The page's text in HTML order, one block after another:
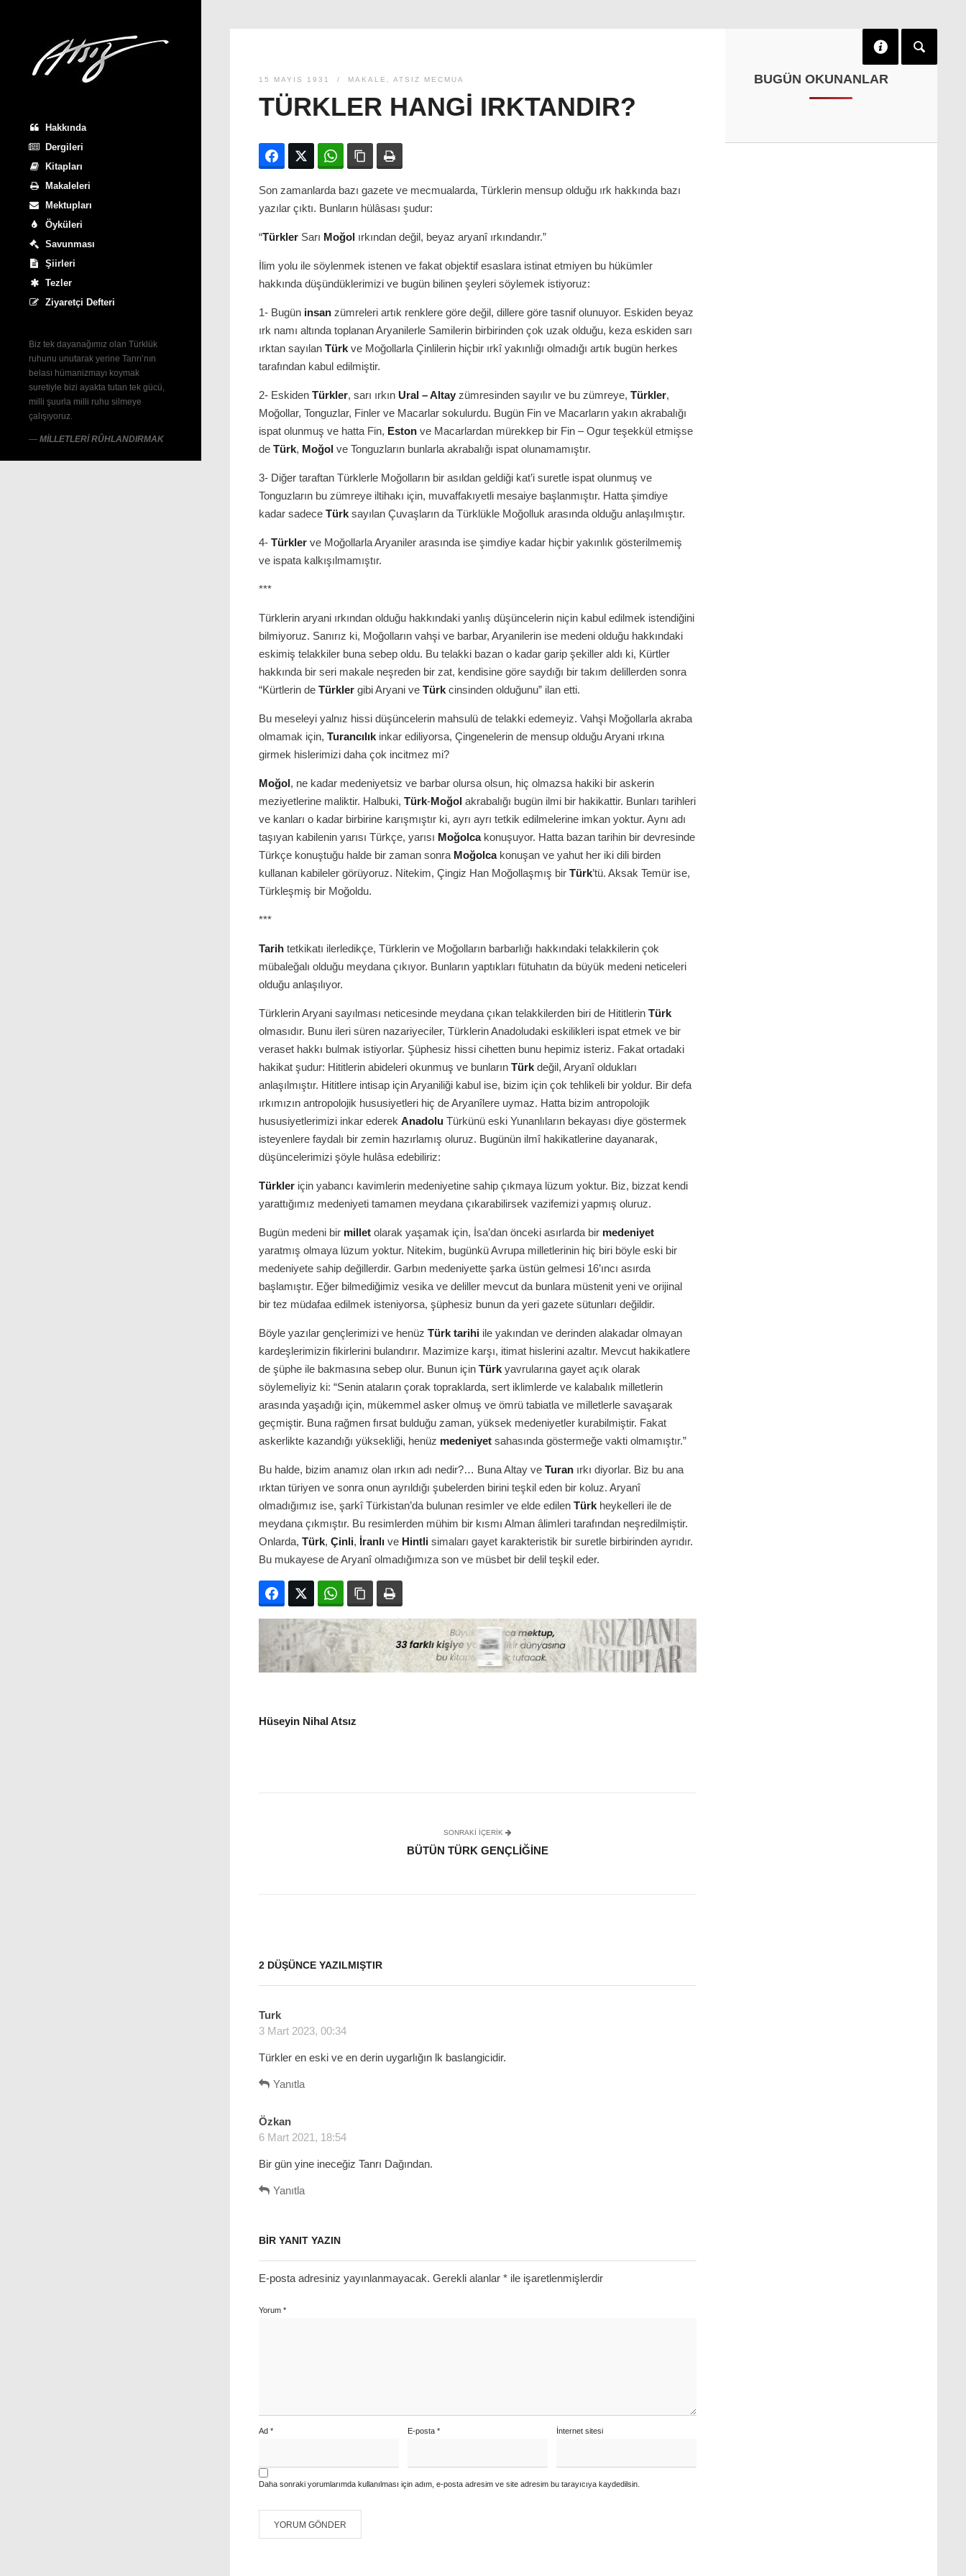
Hakkında
Dergileri
Kitapları
Makaleleri
Mektupları
Öyküleri
Savunması
Şiirleri
Tezler
Ziyaretçi Defteri
Biz tek dayanağımız olan Türklük
ruhunu unutarak yerine Tanrı’nın
belası hümanizmayı koymak
suretiyle bizi ayakta tutan tek gücü,
milli şuurla milli ruhu silmeye
çalışıyoruz.
— MİLLETLERİ RÛHLANDIRMAK
15 MAYIS 1931 MAKALE ATSIZ MECMUA
TÜRKLER HANGI IRKTANDIR?
FacebookTwitter WhatsAppBağlanıyı kopyala
Son zamanlarda bazı gazete ve mecmualarda, Türklerin mensup olduğu ırk hakkında bazı
yazılar çıktı. Bunların hülâsası şudur:
“Türkler Sarı Moğol ırkından değil, beyaz aryanî ırkındandır.”
İlim yolu ile söylenmek istenen ve fakat objektif esaslara istinat etmiyen bu hükümler
hakkında düşündüklerimizi ve bugün bilinen şeyleri söylemek istiyoruz:
1- Bugün insan zümreleri artık renklere göre değil, dillere göre tasnif olunuyor. Eskiden beyaz
ırk namı altında toplanan Aryanilerle Samilerin birbirinden çok uzak olduğu, keza eskiden sarı
ırktan sayılan Türk ve Moğollarla Çinlilerin hiçbir ırkî yakınlığı olmadığı artık bugün herkes
tarafından kabul edilmiştir.
2- Eskiden Türkler, sarı ırkın Ural – Altay zümresinden sayılır ve bu zümreye, Türkler,
Moğollar, Tonguzlar, Finler ve Macarlar sokulurdu. Bugün Fin ve Macarların yakın akrabalığı
ispat olunmuş ve hatta Fin, Eston ve Macarlardan mürekkep bir Fin – Ogur teşekkül etmişse
de Türk, Moğol ve Tonguzların bunlarla akrabalığı ispat olunamamıştır.
3- Diğer taraftan Türklerle Moğolların bir asıldan geldiği kat’i suretle ispat olunmuş ve
Tonguzların bu zümreye iltihakı için, muvaffakıyetli mesaiye başlanmıştır. Hatta şimdiye
kadar sadece Türk sayılan Çuvaşların da Türklükle Moğolluk arasında olduğu anlaşılmıştır.
4- Türkler ve Moğollarla Aryaniler arasında ise şimdiye kadar hiçbir yakınlık gösterilmemiş
ve ispata kalkışılmamıştır.
***
Türklerin aryani ırkından olduğu hakkındaki yanlış düşüncelerin niçin kabul edilmek istendiğini
bilmiyoruz. Sanırız ki, Moğolların vahşi ve barbar, Aryanilerin ise medeni olduğu hakkındaki
eskimiş telakkiler buna sebep oldu. Bu telakki bazan o kadar garip şekiller aldı ki, Kürtler
hakkında bir seri makale neşreden bir zat, kendisine göre saydığı bir takım delillerden sonra
“Kürtlerin de Türkler gibi Aryani ve Türk cinsinden olduğunu” ilan etti.
Bu meseleyi yalnız hissi düşüncelerin mahsulü de telakki edemeyiz. Vahşi Moğollarla akraba
olmamak için, Turancılık inkar ediliyorsa, Çingenelerin de mensup olduğu Aryani ırkına
girmek hislerimizi daha çok incitmez mi?
Moğol, ne kadar medeniyetsiz ve barbar olursa olsun, hiç olmazsa hakiki bir askerin
meziyetlerine maliktir. Halbuki, Türk-Moğol akrabalığı bugün ilmi bir hakikattir. Bunları tarihleri
ve kanları o kadar birbirine karışmıştır ki, ayrı ayrı tetkik edilmelerine imkan yoktur. Aynı adı
taşıyan kabilenin yarısı Türkçe, yarısı Moğolcakonuşuyor. Hatta bazan tarihin bir devresinde
Türkçe konuştuğu halde bir zaman sonra Moğolcakonuşan ve yahut her iki dili birden
kullanan kabileler görüyoruz. Nitekim, Çingiz Han Moğollaşmış bir Türk’tü. Aksak Temür ise,
Türkleşmiş bir Moğoldu.
***
Tarih tetkikatı ilerledikçe, Türklerin ve Moğolların barbarlığı hakkındaki telakkilerin çok
mübaleğalı olduğu meydana çıkıyor. Bunların yaptıkları fütuhatın da büyük medeni neticeleri
olduğu anlaşılıyor.
Türklerin Aryani sayılması neticesinde meydana çıkan telakkilerden biri de Hititlerin Türk
olmasıdır. Bunu ileri süren nazariyeciler, Türklerin Anadoludaki eskilikleri ispat etmek ve bir
veraset hakkı bulmak istiyorlar. Şüphesiz hissi cihetten bunu hepimiz isteriz. Fakat ortadaki
hakikat şudur: Hititlerin abideleri okunmuş ve bunların Türk değil, Aryanî oldukları
anlaşılmıştır. Hititlere intisap için Aryaniliği kabul ise, bizim için çok tehlikeli bir yoldur. Bir defa
ırkımızın antropolojik hususiyetleri hiç de Aryanîlere uymaz. Hatta bizim antropolojik
hususiyetlerimizi inkar ederek Anadolu Türkünü eski Yunanlıların bekayası diye göstermek
isteyenlere faydalı bir zemin hazırlamış oluruz. Bugünün ilmî hakikatlerine dayanarak,
düşüncelerimizi şöyle hulâsa edebiliriz:
Türkler için yabancı kavimlerin medeniyetine sahip çıkmaya lüzum yoktur. Biz, bizzat kendi
yarattığımız medeniyeti tamamen meydana çıkarabilirsek vazifemizi yapmış oluruz.
Bugün medeni bir millet olarak yaşamak için, İsa’dan önceki asırlarda bir medeniyet
yaratmış olmaya lüzum yoktur. Nitekim, bugünkü Avrupa milletlerinin hiç biri böyle eski bir
medeniyete sahip değillerdir. Garbın medeniyette şarka üstün gelmesi 16’ıncı asırda
başlamıştır. Eğer bilmediğimiz vesika ve deliller mevcut da bunlara müstenit yeni ve orijinal
bir tez müdafaa edilmek isteniyorsa, şüphesiz bunun da yeri gazete sütunları değildir.
Böyle yazılar gençlerimizi ve henüz Türk tarihi ile yakından ve derinden alakadar olmayan
kardeşlerimizin fikirlerini bulandırır. Mazimize karşı, itimat hislerini azaltır. Mevcut hakikatlere
de şüphe ile bakmasına sebep olur. Bunun için Türk yavrularına gayet açık olarak
söylemeliyiz ki: “Senin ataların çorak topraklarda, sert iklimlerde ve kalabalık milletlerin
arasında yaşadığı için, mükemmel asker olmuş ve ömrü tabiatla ve milletlerle savaşarak
geçmiştir. Buna rağmen fırsat bulduğu zaman, yüksek medeniyetler kurabilmiştir. Fakat
askerlikte kazandığı yüksekliği, henüz medeniyet sahasında göstermeğe vakti olmamıştır.”
Bu halde, bizim anamız olan ırkın adı nedir?… Buna Altay ve Turan ırkı diyorlar. Biz bu ana
ırktan türiyen ve sonra onun ayrıldığı şubelerden birini teşkil eden bir koluz. Aryanî
olmadığımız ise, şarkî Türkistan’da bulunan resimler ve elde edilen Türk heykelleri ile de
meydana çıkmıştır. Bu resimlerden mühim bir kısmı Alman âlimleri tarafından neşredilmiştir.
Onlarda, Türk, Çinli, İranlı ve Hintli simaları gayet karakteristik bir suretle birbirinden ayrıdır.
Bu mukayese de Aryanî olmadığımıza son ve müsbet bir delil teşkil eder.
FacebookTwitter WhatsAppBağlanıyı kopyala
Hüseyin Nihal Atsız
SONRAKI IÇERIK
BÜTÜN TÜRK GENÇLIĞINE
2 DÜŞÜNCE YAZILMIŞTIR
Turk
e
i
3 Mart 2023, 00:34
Türkler en eski ve en derin uygarlığın lk baslangicidir.
Yanıtla
Özkan
e
i
k
6 Mart 2021, 18:54
Bir gün yine ineceğiz Tanrı Dağından.
Yanıtla
BIR YANIT YAZIN
E-posta adresiniz yayınlanmayacak. Gerekli alanlar * ile işaretlenmişlerdir
Yorum *
Ad * E-posta * İnternet sitesi
Daha sonraki yorumlarımda kullanılması için adım, e-posta adresim ve site adresim bu tarayıcıya kaydedilsin.
BUGÜN OKUNANLAR